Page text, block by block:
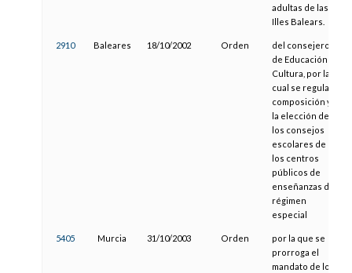
adultas de las
Illes Balears.
2910 Baleares 18/10/2002 Orden
del consejero
de Educación y
Cultura, por la
cual se regula la
composición y
la elección de
los consejos
escolares de
los centros
públicos de
enseñanzas de
régimen
especial
5405 Murcia 31/10/2003 Orden
por la que se
prorroga el
mandato de los